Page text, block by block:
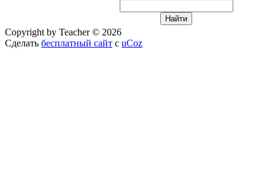
Copyright by Teacher © 2026
Сделать бесплатный сайт с uCoz